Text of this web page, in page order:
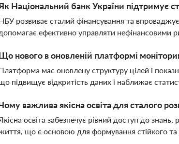
Національний банк України підтримує
розвиває сталий фінансування та
ефективно управляти нефінансовими
нового в оновленій платформі
має оновлену структуру цілей і
підвищує відкритість даних і наближає
важлива якісна освіта для сталого
освіта забезпечує рівний доступ до
що є основою для формування стійкого та